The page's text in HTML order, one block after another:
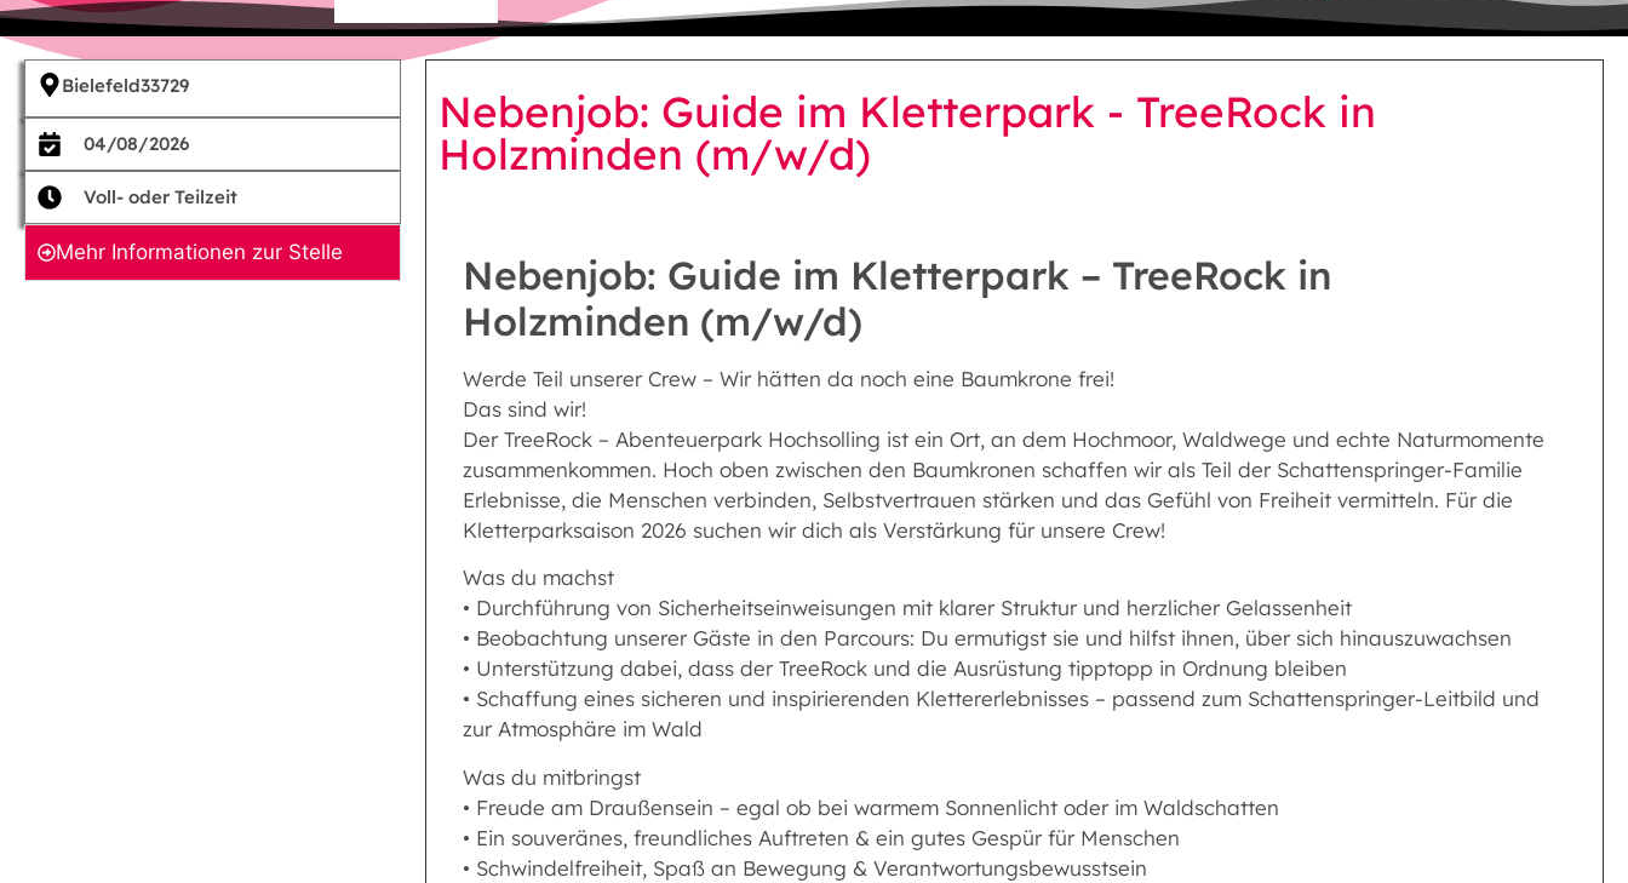
Bielefeld33729
04/08/2026
Voll- oder Teilzeit
Mehr Informationen zur Stelle
Nebenjob: Guide im Kletterpark - TreeRock in
Holzminden (m/w/d)
Nebenjob: Guide im Kletterpark – TreeRock in
Holzminden (m/w/d)
Werde Teil unserer Crew – Wir hätten da noch eine Baumkrone frei!
Das sind wir!
Der TreeRock – Abenteuerpark Hochsolling ist ein Ort, an dem Hochmoor, Waldwege und echte Naturmomente
zusammenkommen. Hoch oben zwischen den Baumkronen schaffen wir als Teil der Schattenspringer-Familie
Erlebnisse, die Menschen verbinden, Selbstvertrauen stärken und das Gefühl von Freiheit vermitteln. Für die
Kletterparksaison 2026 suchen wir dich als Verstärkung für unsere Crew!
Was du machst
• Durchführung von Sicherheitseinweisungen mit klarer Struktur und herzlicher Gelassenheit
• Beobachtung unserer Gäste in den Parcours: Du ermutigst sie und hilfst ihnen, über sich hinauszuwachsen
• Unterstützung dabei, dass der TreeRock und die Ausrüstung tipptopp in Ordnung bleiben
• Schaffung eines sicheren und inspirierenden Klettererlebnisses – passend zum Schattenspringer-Leitbild und
zur Atmosphäre im Wald
Was du mitbringst
• Freude am Draußensein – egal ob bei warmem Sonnenlicht oder im Waldschatten
• Ein souveränes, freundliches Auftreten & ein gutes Gespür für Menschen
• Schwindelfreiheit, Spaß an Bewegung & Verantwortungsbewusstsein